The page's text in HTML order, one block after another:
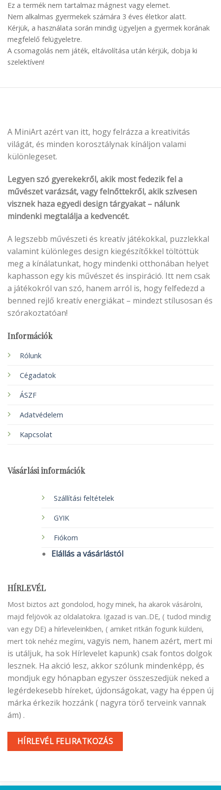
Ez a termék nem tartalmaz mágnest vagy elemet.
Nem alkalmas gyermekek számára 3 éves életkor alatt.
Kérjük, a használata során mindig ügyeljen a gyermek korának
megfelelő felügyeletre.
A csomagolás nem játék, eltávolítása után kérjük, dobja ki
szelektíven!
A MiniArt azért van itt, hogy felrázza a kreativitás
világát, és minden korosztálynak kínáljon valami
különlegeset.
Legyen szó gyerekekről, akik most fedezik fel a
művészet varázsát, vagy felnőttekről, akik szívesen
visznek haza egyedi design tárgyakat – nálunk
mindenki megtalálja a kedvencét.
A legszebb művészeti és kreatív játékokkal, puzzlekkal
valamint különleges design kiegészítőkkel töltöttük
meg a kínálatunkat, hogy mindenki otthonában helyet
kaphasson egy kis művészet és inspiráció. Itt nem csak
a játékokról van szó, hanem arról is, hogy felfedezd a
benned rejlő kreatív energiákat – mindezt stílusosan és
szórakoztatóan!
Információk
Rólunk
Cégadatok
ÁSZF
Adatvédelem
Kapcsolat
Vásárlási információk
Szállítási feltételek
GYIK
Fiókom
Elállás a vásárlástól
HÍRLEVÉL
Most biztos azt gondolod, hogy minek, ha akarok vásárolni,
majd feljövök az oldalatokra. Igazad is van..DE, ( tudod mindig
van egy DE) a hírleveleinkben, ( amiket ritkán fogunk küldeni,
mert tök nehéz megírni, vagyis nem, hanem azért, mert mi
is utáljuk, ha sok Hírlevelet kapunk) csak fontos dolgok
lesznek. Ha akció lesz, akkor szólunk mindenképp, és
mondjuk egy hónapban egyszer összeszedjük neked a
legérdekesebb híreket, újdonságokat, vagy ha éppen új
márka érkezik hozzánk ( nagyra törő terveink vannak
ám) .
HÍRLEVÉL FELIRATKOZÁS